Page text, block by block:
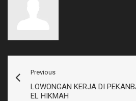
Previous
LOWONGAN KERJA DI
EL HIKMAH